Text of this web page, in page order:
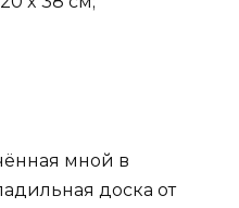
мной в
доска от